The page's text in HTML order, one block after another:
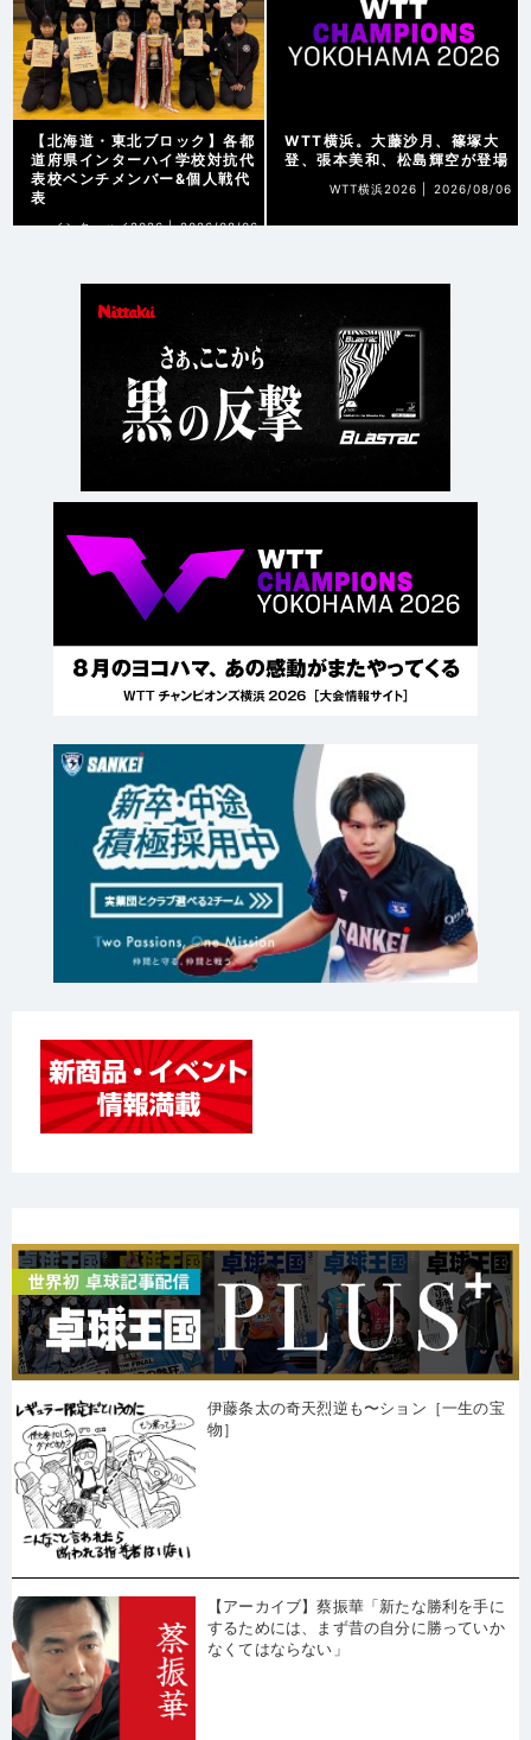
【北海道・東北ブロック】各都
道府県インターハイ学校対抗代
表校ベンチメンバー&個人戦代
表
インターハイ2026 | 2026/08/06
WTT横浜。大藤沙月、篠塚大
登、張本美和、松島輝空が登場
WTT横浜2026 | 2026/08/06
伊藤条太の奇天烈逆も〜ション［一生の宝
物］
【アーカイブ】蔡振華「新たな勝利を手に
するためには、まず昔の自分に勝っていか
なくてはならない」